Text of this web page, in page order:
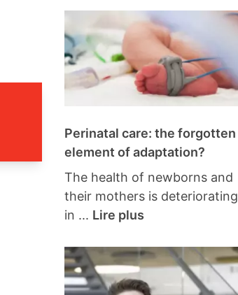
Perinatal care: the forgotten
element of adaptation?
The health of newborns and
their mothers is deteriorating
in ... Lire plus